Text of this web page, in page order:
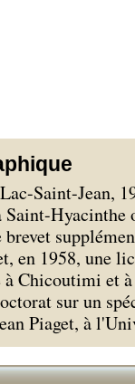
Saint-Jean,
Saint-Hyacinthe
en 1958, une
Chicoutimi et
sur un
Piaget, à